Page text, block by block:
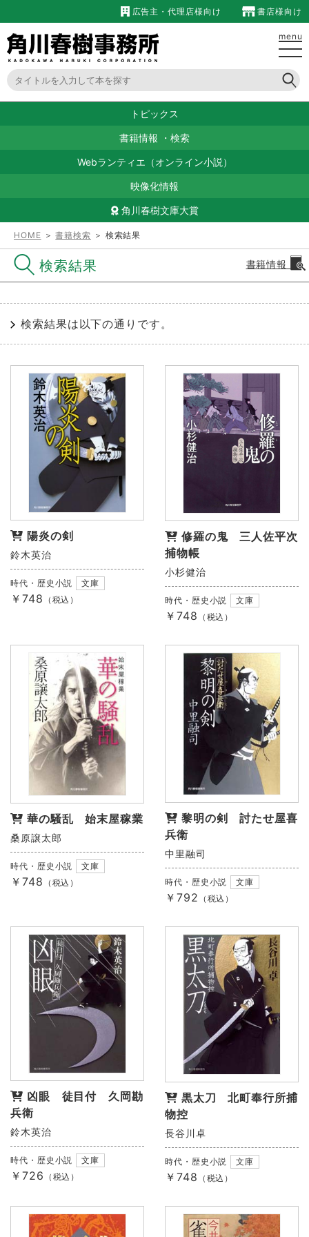
広告主・代理店様向け 書店様向け
menu
トピックス
書籍情報 ・ 検索
Webランティエ（オンライン小説）
映像化情報
角川春樹文庫大賞
HOME ＞書籍検索 ＞ 検索結果
検索結果 書籍情報
検索結果は以下の通りです。
陽炎の剣
鈴木英治
時代・歴史小説 文庫
￥748 （税込）
修羅の鬼 三人佐平次
捕物帳
小杉健治
時代・歴史小説 文庫
￥748 （税込）
華の騒乱 始末屋稼業
桑原譲太郎
時代・歴史小説 文庫
￥748 （税込）
黎明の剣 討たせ屋喜
兵衛
中里融司
時代・歴史小説 文庫
￥792 （税込）
凶眼 徒目付 久岡勘
兵衛
鈴木英治
時代・歴史小説 文庫
￥726 （税込）
黒太刀 北町奉行所捕
物控
長谷川卓
時代・歴史小説 文庫
￥748 （税込）